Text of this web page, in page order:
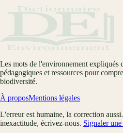
Les mots de l'environnement
pédagogiques et ressources pour
biodiversité.
À proposMentions légales
L'erreur est humaine, la correction
inexactitude, écrivez-nous. Signaler